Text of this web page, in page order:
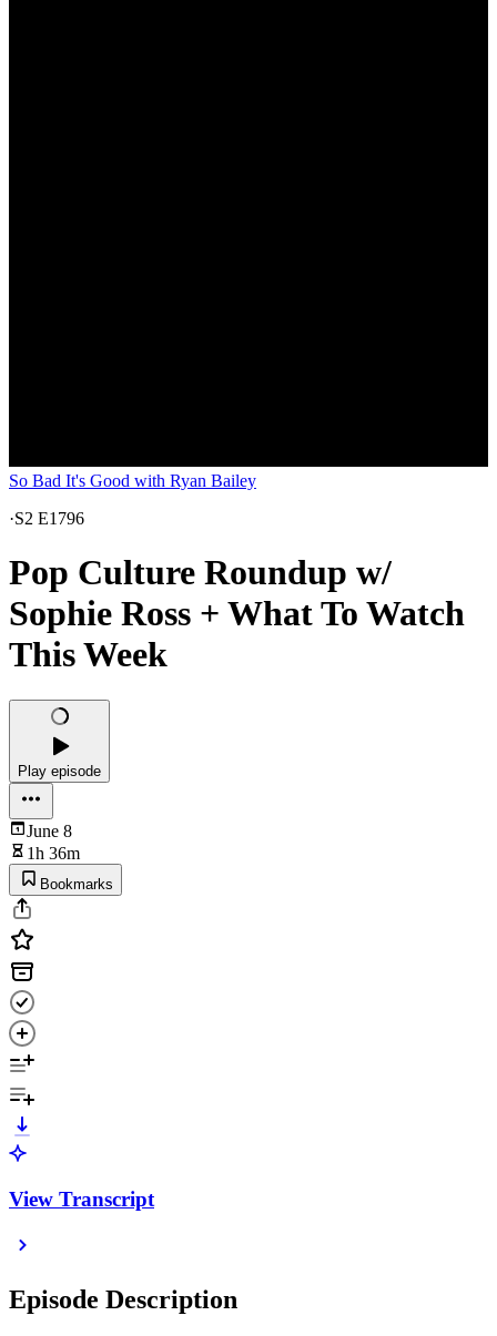
So Bad It's Good with Ryan Bailey
·S2 E1796
Pop Culture Roundup w/
Sophie Ross + What To Watch
This Week
Play episode
June 8
1h 36m
Bookmarks
View Transcript
Episode Description